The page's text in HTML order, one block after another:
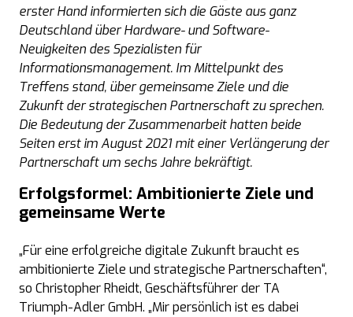
erster Hand informierten sich die Gäste aus ganz
Deutschland über Hardware- und Software-
Neuigkeiten des Spezialisten für
Informationsmanagement. Im Mittelpunkt des
Treffens stand, über gemeinsame Ziele und die
Zukunft der strategischen Partnerschaft zu sprechen.
Die Bedeutung der Zusammenarbeit hatten beide
Seiten erst im August 2021 mit einer Verlängerung der
Partnerschaft um sechs Jahre bekräftigt.
Erfolgsformel: Ambitionierte Ziele und
gemeinsame Werte
„Für eine erfolgreiche digitale Zukunft braucht es
ambitionierte Ziele und strategische Partnerschaften“,
so Christopher Rheidt, Geschäftsführer der TA
Triumph-Adler GmbH. „Mir persönlich ist es dabei